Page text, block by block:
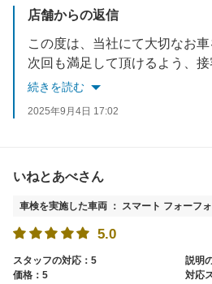
店舗からの返信
次回も満足して頂けるよう、接客・技術の向上を目指して参ります。またご相談
この度は、車検実施頂きありが
続きを読む
2025年9月4日 17:02
いねとあべさん
車検を実施した車両 ： スマート フォーフ
5.0
スタッフの対応：5
説明
価格：5
対応